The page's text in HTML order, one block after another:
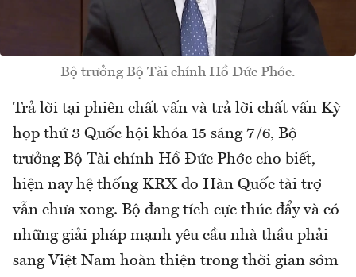
Bộ trưởng Bộ Tài chính Hồ Đức Phớc.
Trả lời tại phiên chất vấn và trả lời chất vấn Kỳ
họp thứ 3 Quốc hội khóa 15 sáng 7/6, Bộ
trưởng Bộ Tài chính Hồ Đức Phớc cho biết,
hiện nay hệ thống KRX do Hàn Quốc tài trợ
vẫn chưa xong. Bộ đang tích cực thúc đẩy và có
những giải pháp mạnh yêu cầu nhà thầu phải
sang Việt Nam hoàn thiện trong thời gian sớm